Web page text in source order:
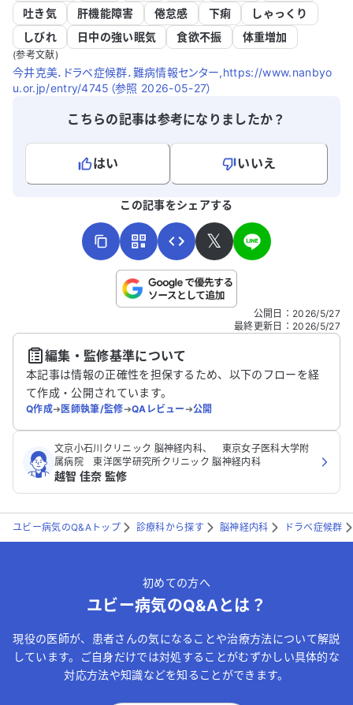
吐き気
肝機能障害 倦怠感 下痢
しゃっくり
しびれ
日中の強い眠気 食欲不振 体重増加
(参考文献)
今井克美．ドラベ症候群．難病情報センター,https://www.nanbyo
u.or.jp/entry/4745（参照 2026-05-27）
こちらの記事は参考になりましたか？
はい
いいえ
こちらは送信専用のフォームです。氏名やご自身の病気の詳細な
送信する
この記事をシェアする
𝕏
公開日 ： 2026/5/27
最終更新日 ： 2026/5/27
編集・監修基準について
本記事は情報の正確性を担保するため、以下のフローを経
て作成・公開されています。
Q作成➔医師執筆/監修➔QAレビュー➔公開
文京小石川クリニック 脳神経内科、 東京女子医科大学附
属病院 東洋医学研究所クリニック 脳神経内科
越智 佳奈 監修
ユビー病気のQ&Aトップ 診療科から探す 脳神経内科 ドラベ症候群
初めての方へ
ユビー病気のQ&Aとは？
現役の医師が、患者さんの気になることや治療方法について解説
しています。ご自身だけでは対処することがむずかしい具体的な
対応方法や知識などを知ることができます。